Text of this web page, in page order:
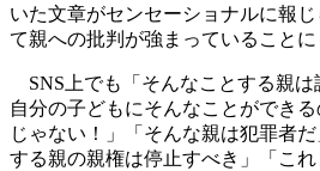
いた文章がセンセーショナルに報
て親への批判が強まっていることに
SNS上でも「そんなことする親は
自分の子どもにそんなことができ
じゃない！」「そんな親は犯罪者
する親の親権は停止すべき」「こ